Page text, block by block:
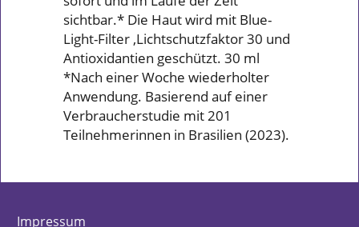
sichtbar.* Die Haut wird mit Blue-
Light-Filter ,Lichtschutzfaktor 30 und
Antioxidantien geschützt. 30 ml
*Nach einer Woche wiederholter
Anwendung. Basierend auf einer
Verbraucherstudie mit 201
Teilnehmerinnen in Brasilien (2023).
Impressum